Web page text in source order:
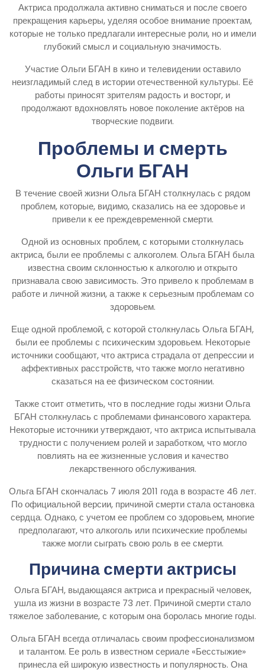
Актриса продолжала активно сниматься и после своего
прекращения карьеры, уделяя особое внимание проектам,
которые не только предлагали интересные роли, но и имели
глубокий смысл и социальную значимость.
Участие Ольги БГАН в кино и телевидении оставило
неизгладимый след в истории отечественной культуры. Её
работы приносят зрителям радость и восторг, и
продолжают вдохновлять новое поколение актёров на
творческие подвиги.
Проблемы и смерть
Ольги БГАН
В течение своей жизни Ольга БГАН столкнулась с рядом
проблем, которые, видимо, сказались на ее здоровье и
привели к ее преждевременной смерти.
Одной из основных проблем, с которыми столкнулась
актриса, были ее проблемы с алкоголем. Ольга БГАН была
известна своим склонностью к алкоголю и открыто
признавала свою зависимость. Это привело к проблемам в
работе и личной жизни, а также к серьезным проблемам со
здоровьем.
Еще одной проблемой, с которой столкнулась Ольга БГАН,
были ее проблемы с психическим здоровьем. Некоторые
источники сообщают, что актриса страдала от депрессии и
аффективных расстройств, что также могло негативно
сказаться на ее физическом состоянии.
Также стоит отметить, что в последние годы жизни Ольга
БГАН столкнулась с проблемами финансового характера.
Некоторые источники утверждают, что актриса испытывала
трудности с получением ролей и заработком, что могло
повлиять на ее жизненные условия и качество
лекарственного обслуживания.
Ольга БГАН скончалась 7 июля 2011 года в возрасте 46 лет.
По официальной версии, причиной смерти стала остановка
сердца. Однако, с учетом ее проблем со здоровьем, многие
предполагают, что алкоголь или психические проблемы
также могли сыграть свою роль в ее смерти.
Причина смерти актрисы
Ольга БГАН, выдающаяся актриса и прекрасный человек,
ушла из жизни в возрасте 73 лет. Причиной смерти стало
тяжелое заболевание, с которым она боролась многие годы.
Ольга БГАН всегда отличалась своим профессионализмом
и талантом. Ее роль в известном сериале «Бесстыжие»
принесла ей широкую известность и популярность. Она